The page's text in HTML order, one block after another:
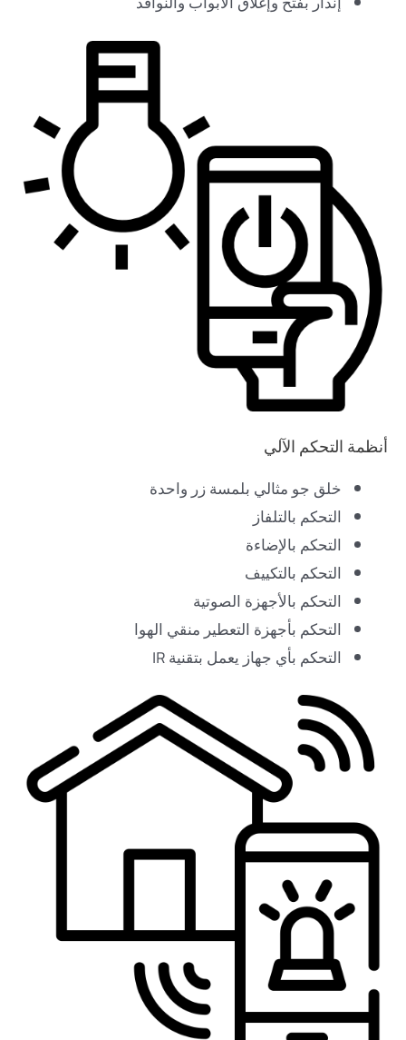
أنظمة التحكم الآلي
خلق جو مثالي بلمسة زر واحدة
التحكم بالتلفاز
التحكم بالإضاءة
التحكم بالتكييف
التحكم بالأجهزة الصوتية
التحكم بأجهزة التعطير منقي الهوا
التحكم بأي جهاز يعمل بتقنية IR